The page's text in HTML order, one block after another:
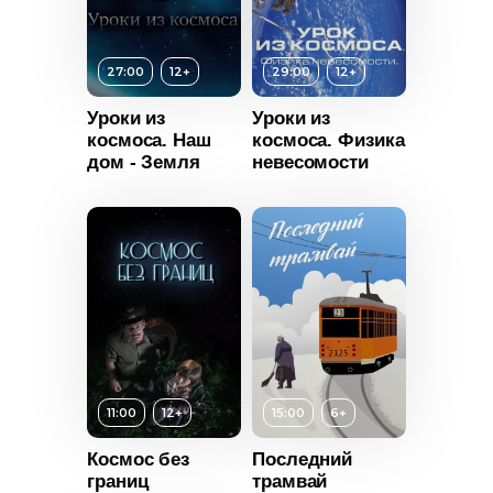
Страна Россия
27:00 12+
Уроки из
космоса. Наш
дом - Земля
Возраст 12+
Длительность
Год
29:00 12+
Уроки из
космоса. Физика
невесомости
11:00 12+
Космос без
границ
15:00 6+
Последний
трамвай